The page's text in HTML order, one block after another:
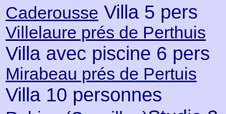
Caderousse Villa 5 pers
Villelaure prés de Perthuis
Villa avec piscine 6 pers
Mirabeau prés de Pertuis
Villa 10 personnes